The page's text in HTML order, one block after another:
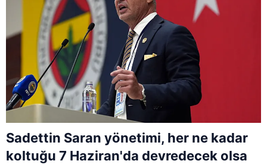
Sadettin Saran yönetimi, her ne kadar
koltuğu 7 Haziran'da devredecek olsa